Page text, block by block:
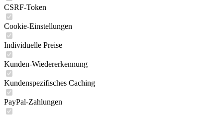
CSRF-Token
Cookie-Einstellungen
Individuelle Preise
Kunden-Wiedererkennung
Kundenspezifisches Caching
PayPal-Zahlungen